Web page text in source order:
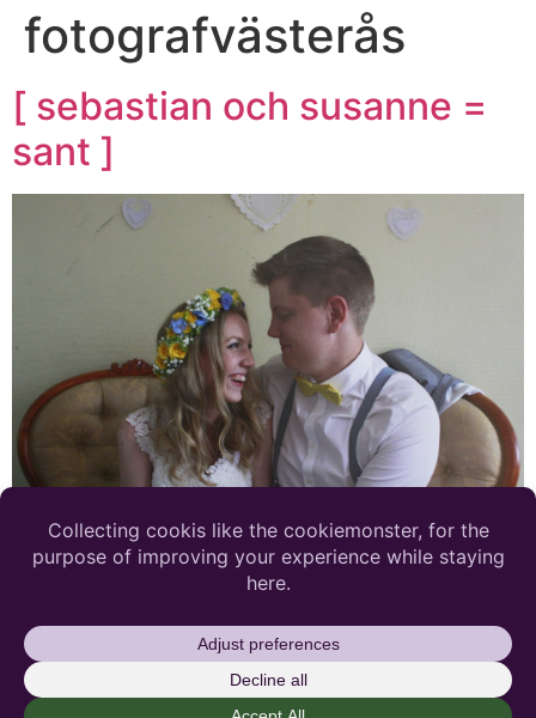
fotografvästerås
[ sebastian och susanne =
sant ]
Susanne + Sebastian = Sant Mina fantastiska vänner
gifte sig den 25 juli 2015, and it was amazing! Jag stod
som värd och tärna, men kunde inte hålla mig från att
även fotografera under dagen. Sebastian och Susanne
har en lång historia tillsammans, där de första vändan
blev tillsammans i bara några månader. Men andra […]